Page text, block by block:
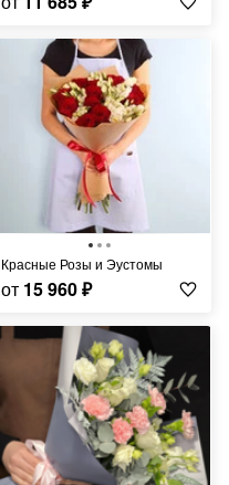
Красные Розы и Эустомы
от 15 960₽